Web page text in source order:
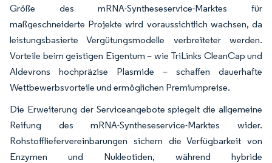
Größe des mRNA-Syntheseservice-Marktes für
maßgeschneiderte Projekte wird voraussichtlich wachsen, da
leistungsbasierte Vergütungsmodelle verbreiteter werden.
Vorteile beim geistigen Eigentum – wie TriLinks CleanCap und
Aldevrons hochpräzise Plasmide – schaffen dauerhafte
Wettbewerbsvorteile und ermöglichen Premiumpreise.
Die Erweiterung der Serviceangebote spiegelt die allgemeine
Reifung des mRNA-Syntheseservice-Marktes wider.
Rohstoffliefervereinbarungen sichern die Verfügbarkeit von
Enzymen und Nukleotiden, während hybride